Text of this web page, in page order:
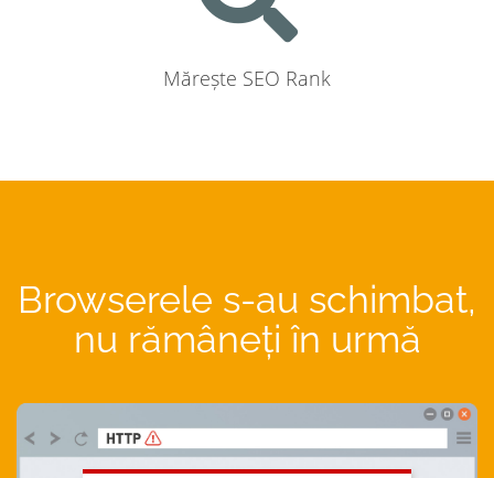
Mărește SEO Rank
Browserele s-au schimbat,
nu rămâneți în urmă